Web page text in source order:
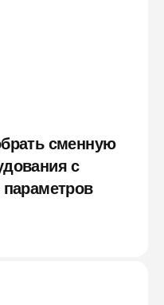
сменную
с
параметров